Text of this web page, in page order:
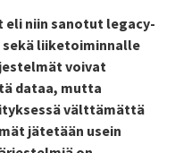
niin sanotut legacy-
liiketoiminnalle
voivat
dataa, mutta
välttämättä
jätetään usein